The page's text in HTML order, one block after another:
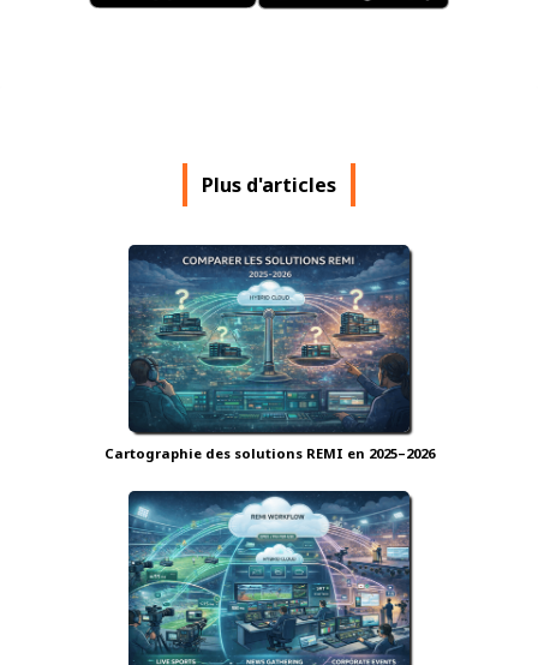
Plus d'articles
Cartographie des solutions REMI en 2025–2026